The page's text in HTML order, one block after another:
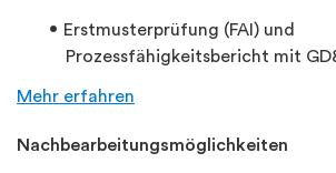
Erstmusterprüfung (FAI) und
Prozessfähigkeitsbericht mit
Mehr erfahren
Nachbearbeitungsmöglichkeiten